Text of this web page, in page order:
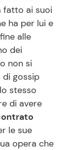
e Veloci
Bambini
fatto ai suoi
ha per lui e
alle
dei
non si
di gossip
stesso
di avere
le sue
opera che